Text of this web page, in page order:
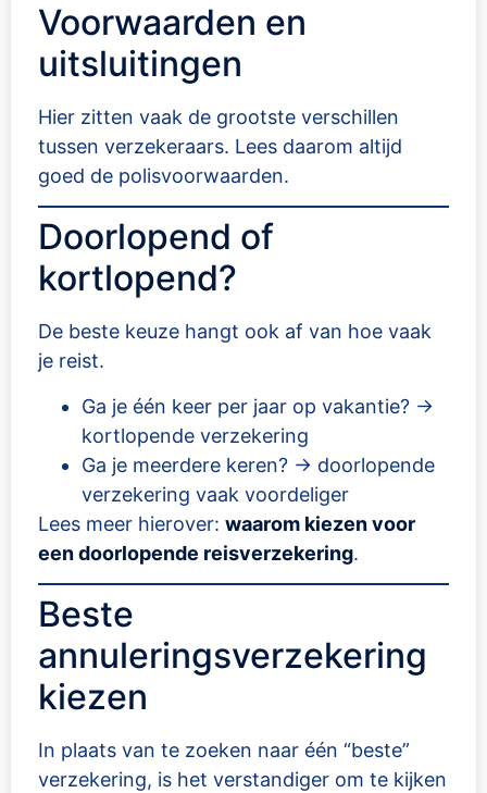
Voorwaarden en
uitsluitingen
Hier zitten vaak de grootste verschillen
tussen verzekeraars. Lees daarom altijd
goed de polisvoorwaarden.
Doorlopend of
kortlopend?
De beste keuze hangt ook af van hoe vaak
je reist.
Ga je één keer per jaar op vakantie? →
kortlopende verzekering
Ga je meerdere keren? → doorlopende
verzekering vaak voordeliger
Lees meer hierover: waarom kiezen voor
een doorlopende reisverzekering.
Beste
annuleringsverzekering
kiezen
In plaats van te zoeken naar één “beste”
verzekering, is het verstandiger om te kijken